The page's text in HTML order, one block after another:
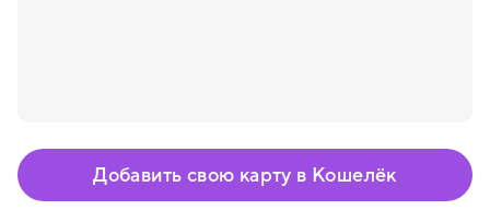
Добавить свою карту в Кошелёк